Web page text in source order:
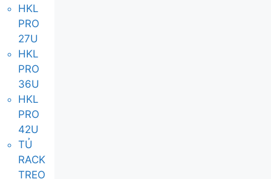
HKL
PRO
27U
HKL
PRO
36U
HKL
PRO
42U
TỦ
RACK
TREO